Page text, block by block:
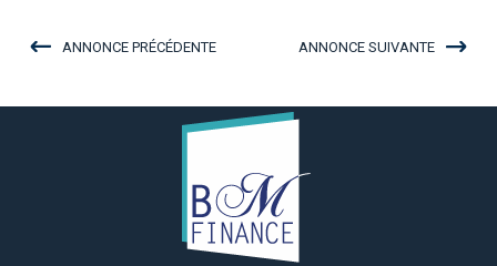
ANNONCE PRÉCÉDENTE ANNONCE SUIVANTE